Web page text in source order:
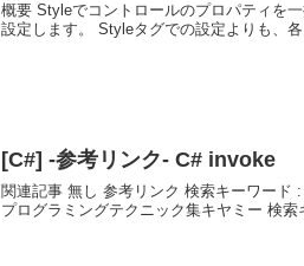
概要 Styleでコントロールのプロパティを
設定します。 Styleタグでの設定よりも、
[C#] -参考リンク- C# invoke
関連記事 無し 参考リンク 検索キーワード
プログラミングテクニック集キヤミー 検索